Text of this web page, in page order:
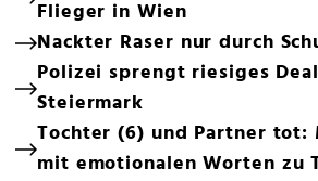
Flieger in Wien
Nackter Raser nur durch
Polizei sprengt riesiges
Steiermark
Tochter (6) und Partner
mit emotionalen Worten zu